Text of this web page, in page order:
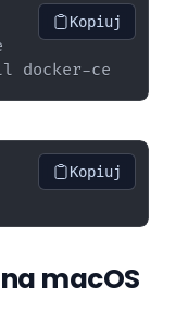
Kopiuj
Kopiuj
macOS